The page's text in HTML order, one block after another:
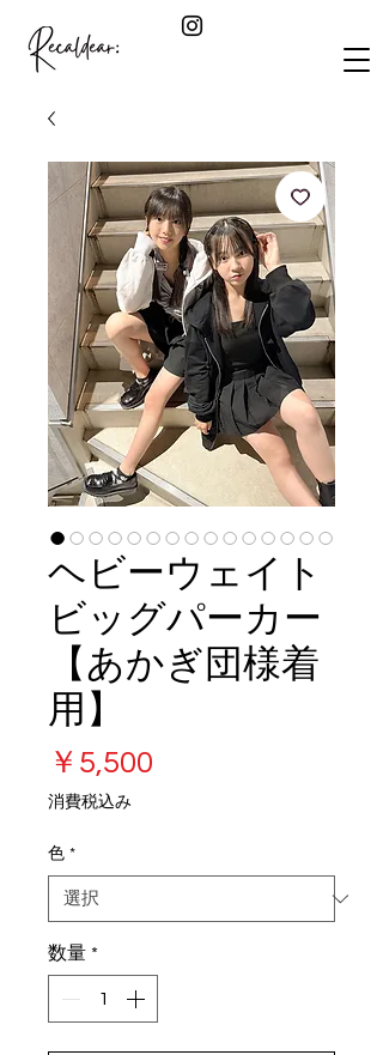
ヘビーウェイト
ビッグパーカー
【あかぎ団様着
用】
￥5,500
消費税込み
色 *
数量 *